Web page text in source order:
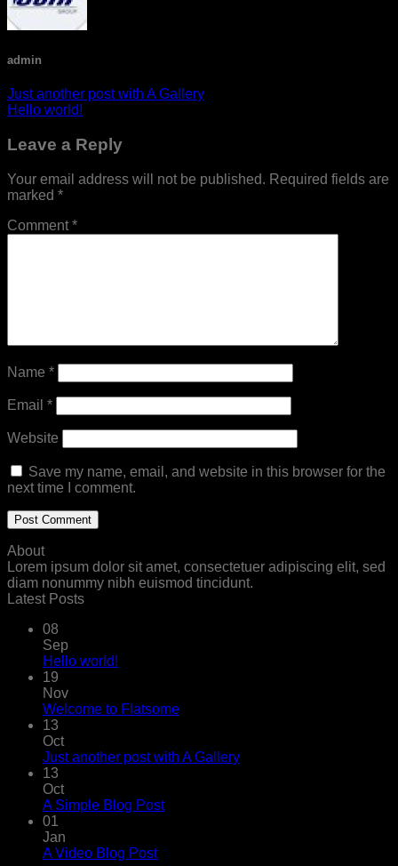
admin
Just another post with A Gallery
Hello world!
Leave a Reply
Your email address will not be published. Required fields are
marked *
Comment *
Name *
Email *
Website
Save my name, email, and website in this browser for the
next time I comment.
About
Lorem ipsum dolor sit amet, consectetuer adipiscing elit, sed
diam nonummy nibh euismod tincidunt.
Latest Posts
08
Sep
Hello world!
19
Nov
Welcome to Flatsome
13
Oct
Just another post with A Gallery
13
Oct
A Simple Blog Post
01
Jan
A Video Blog Post